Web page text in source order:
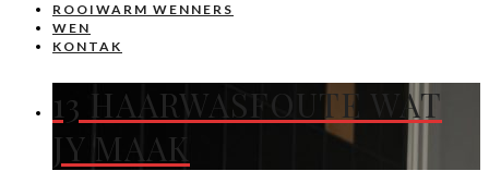
ROOIWARM WENNERS
WEN
KONTAK
13 HAARWASFOUTE WAT
JY MAAK